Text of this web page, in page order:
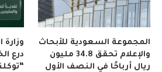
وزارة
درع
المجموعة السعودية للأبحاث
والإعلام تحقق 34.8 مليون
ريال أرباحًا في النصف الأول